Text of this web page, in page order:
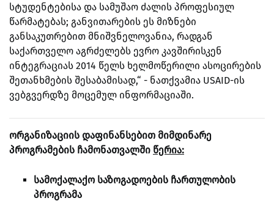
სტუდენტებისა და სამუშაო ძალის პროფესიულ
წარმატებას; განვითარების ეს მიზნები
განსაკუთრებით მნიშვნელოვანია, რადგან
საქართველო აგრძელებს ევრო კავშირისკენ
ინტეგრაციას 2014 წელს ხელმოწერილი ასოცირების
შეთანხმების შესაბამისად,“ - ნათქვამია USAID-ის
ვებგვერდზე მოცემულ ინფორმაციაში.
ორგანიზაციის დაფინანსებით მიმდინარე
პროგრამების ჩამონათვალში წერია:
სამოქალაქო საზოგადოების ჩართულობის
პროგრამა